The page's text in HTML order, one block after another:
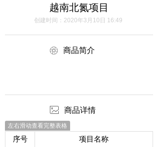
越南北氮项目
商品简介
创建时间： 2020年3月10日 16:49
商品详情
左右滑动查看完整表格
序号 项目名称
ꁵ
ꂈ